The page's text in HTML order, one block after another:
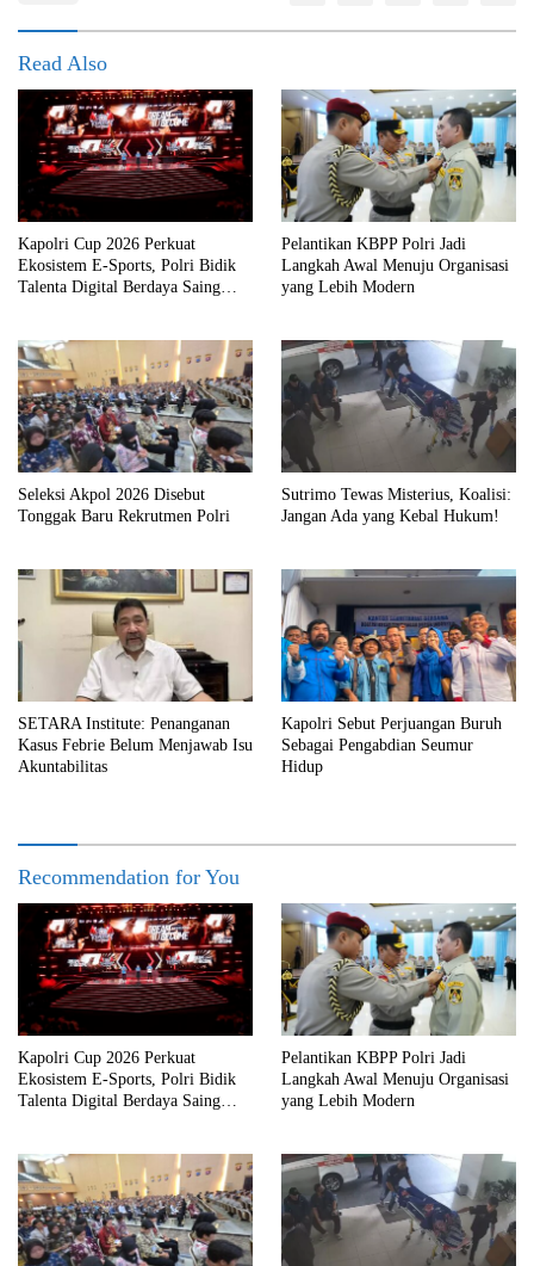
Read Also
Kapolri Cup 2026 Perkuat
Ekosistem E-Sports, Polri Bidik
Talenta Digital Berdaya Saing
Pelantikan KBPP Polri Jadi
Langkah Awal Menuju Organisasi
yang Lebih Modern
Seleksi Akpol 2026 Disebut
Tonggak Baru Rekrutmen Polri
Sutrimo Tewas Misterius, Koalisi:
Jangan Ada yang Kebal Hukum!
SETARA Institute: Penanganan
Kasus Febrie Belum Menjawab Isu
Akuntabilitas
Kapolri Sebut Perjuangan Buruh
Sebagai Pengabdian Seumur
Hidup
Recommendation for You
Kapolri Cup 2026 Perkuat
Ekosistem E-Sports, Polri Bidik
Talenta Digital Berdaya Saing
Pelantikan KBPP Polri Jadi
Langkah Awal Menuju Organisasi
yang Lebih Modern